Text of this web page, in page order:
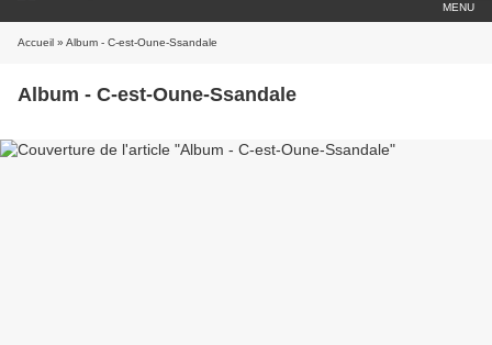
MENU
Accueil » Album - C-est-Oune-Ssandale
Album - C-est-Oune-Ssandale